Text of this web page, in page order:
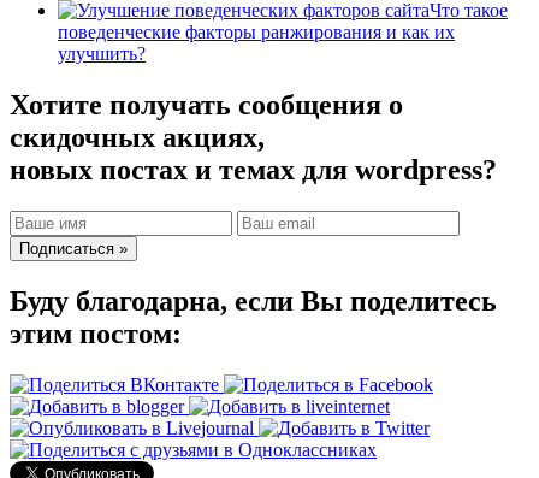
Что такое
поведенческие факторы ранжирования и как их
улучшить?
Хотите получать сообщения о
скидочных акциях,
новых постах и темах для wordpress?
Буду благодарна, если Вы поделитесь
этим постом: